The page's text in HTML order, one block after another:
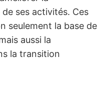
ses activités. Ces
seulement la base de
aussi la
la transition